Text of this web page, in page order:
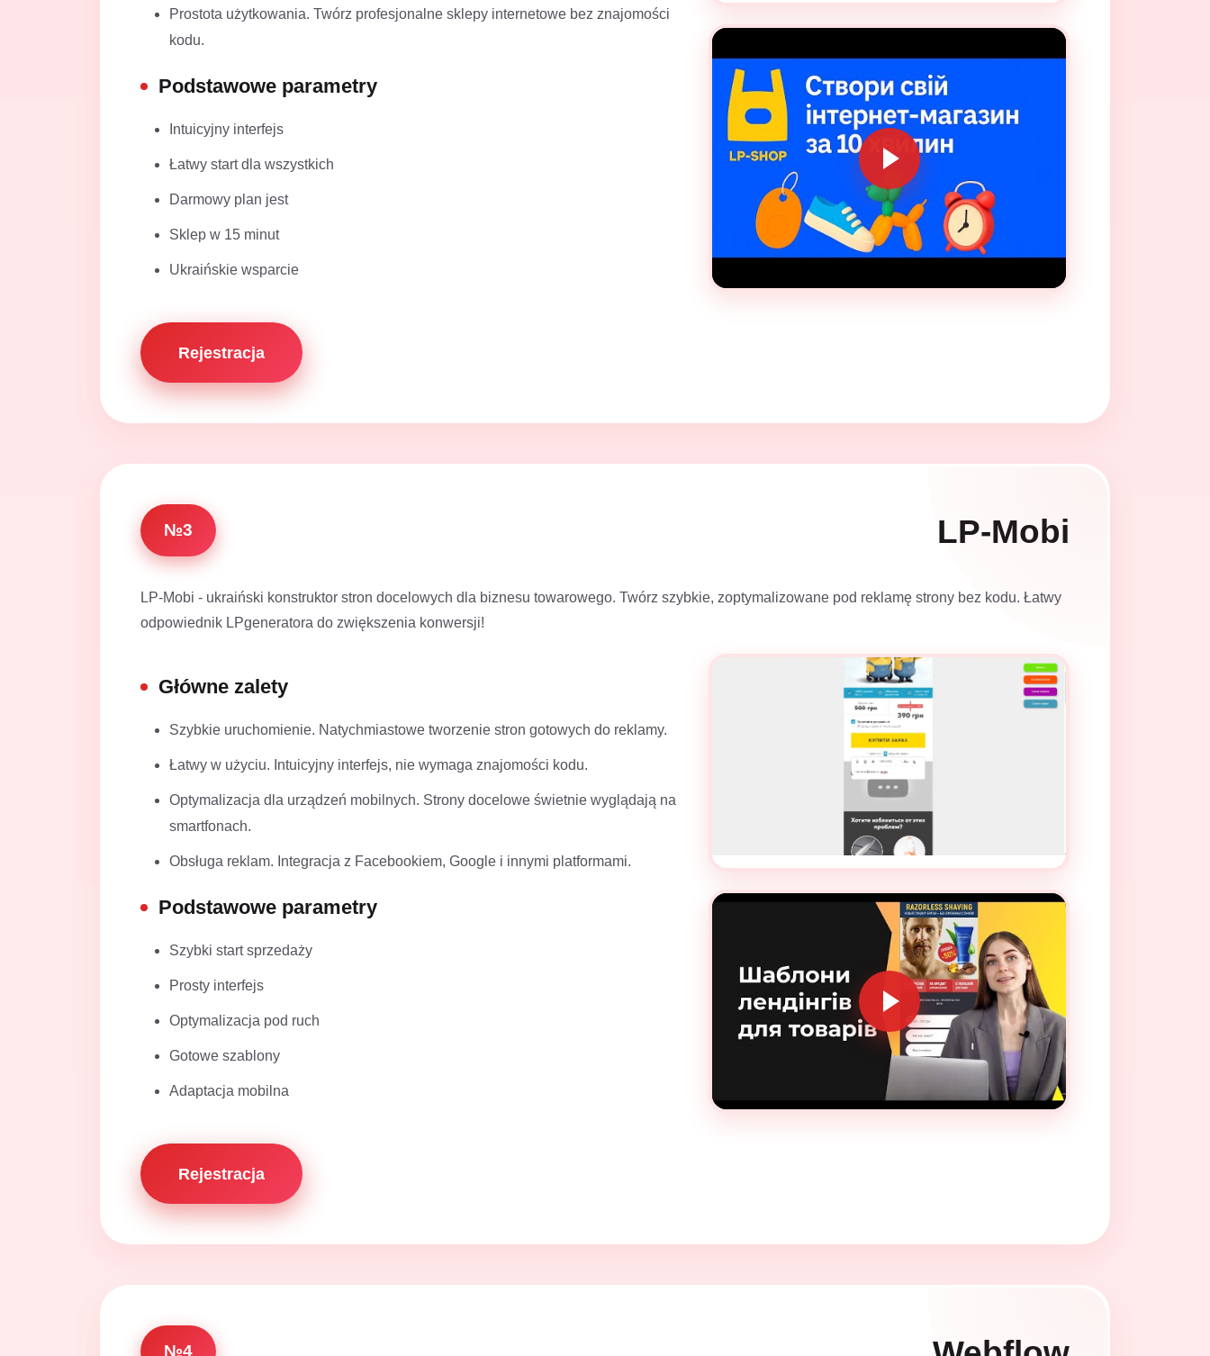
Prostota użytkowania. Twórz profesjonalne sklepy internetowe bez znajomości
kodu.
Podstawowe parametry
Intuicyjny interfejs
Łatwy start dla wszystkich
Darmowy plan jest
Sklep w 15 minut
Ukraińskie wsparcie
Rejestracja
№3 LP-Mobi
LP-Mobi - ukraiński konstruktor stron docelowych dla biznesu towarowego. Twórz szybkie, zoptymalizowane pod reklamę strony bez kodu. Łatwy
odpowiednik LPgeneratora do zwiększenia konwersji!
Główne zalety
Szybkie uruchomienie. Natychmiastowe tworzenie stron gotowych do reklamy.
Łatwy w użyciu. Intuicyjny interfejs, nie wymaga znajomości kodu.
Optymalizacja dla urządzeń mobilnych. Strony docelowe świetnie wyglądają na
smartfonach.
Obsługa reklam. Integracja z Facebookiem, Google i innymi platformami.
Podstawowe parametry
Szybki start sprzedaży
Prosty interfejs
Optymalizacja pod ruch
Gotowe szablony
Adaptacja mobilna
Rejestracja
№4